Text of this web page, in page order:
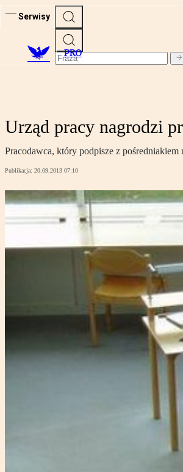
Serwisy
PRO
Urząd pracy nagrodzi
Pracodawca, który podpisze z
Publikacja: 20.09.2013 07:10